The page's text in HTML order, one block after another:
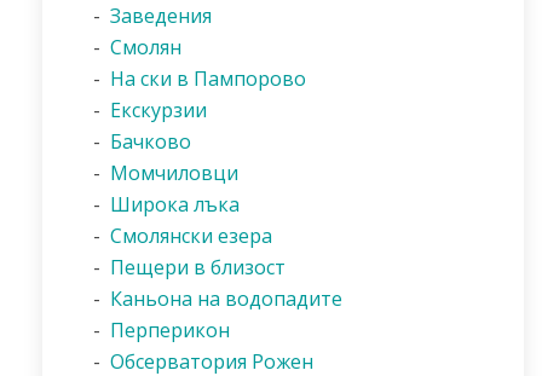
- Заведения
- Смолян
- На ски в Пампорово
- Екскурзии
- Бачково
- Момчиловци
- Широка лъка
- Смолянски езера
- Пещери в близост
- Каньона на водопадите
- Перперикон
- Обсерватория Рожен